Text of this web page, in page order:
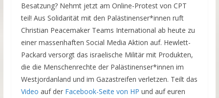
Besatzung? Nehmt jetzt am Online-Protest von CPT
teil! Aus Solidarität mit den Palästinenser*innen ruft
Christian Peacemaker Teams International ab heute zu
einer massenhaften Social Media Aktion auf. Hewlett-
Packard versorgt das israelische Militär mit Produkten,
die die Menschenrechte der Palästinenser*innen im
Westjordanland und im Gazastreifen verletzen. Teilt das
Video auf der Facebook-Seite von HP und auf euren